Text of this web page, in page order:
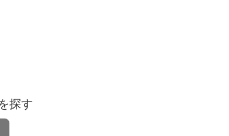
探す